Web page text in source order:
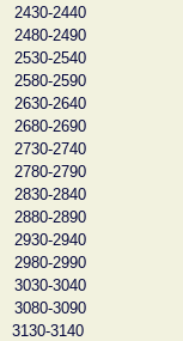
2430-2440
2480-2490
2530-2540
2580-2590
2630-2640
2680-2690
2730-2740
2780-2790
2830-2840
2880-2890
2930-2940
2980-2990
3030-3040
3080-3090
3130-3140